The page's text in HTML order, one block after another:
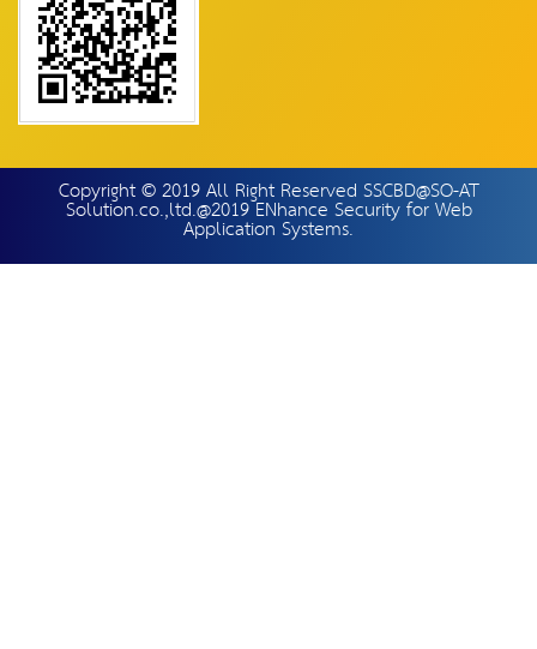
Copyright © 2019 All Right Reserved SSCBD@SO-AT
Solution.co.,ltd.@2019 ENhance Security for Web
Application Systems.